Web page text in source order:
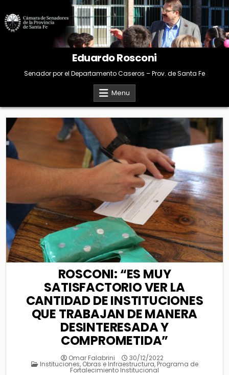
to
content
Eduardo Rosconi
Senador por el Departamento Caseros – Prov. de Santa Fe
Menu
ROSCONI: “ES MUY
SATISFACTORIO VER LA
CANTIDAD DE INSTITUCIONES
QUE TRABAJAN DE MANERA
DESINTERESADA Y
COMPROMETIDA”
Omar Falabrini 30/12/2022
Posted
Instituciones, Obras e Infraestructura, Programa de
Fortalecimiento Institucional